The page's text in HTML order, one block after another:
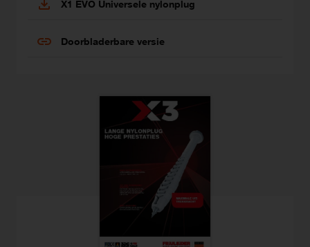
X1 EVO Universele nylonplug
Doorbladerbare versie